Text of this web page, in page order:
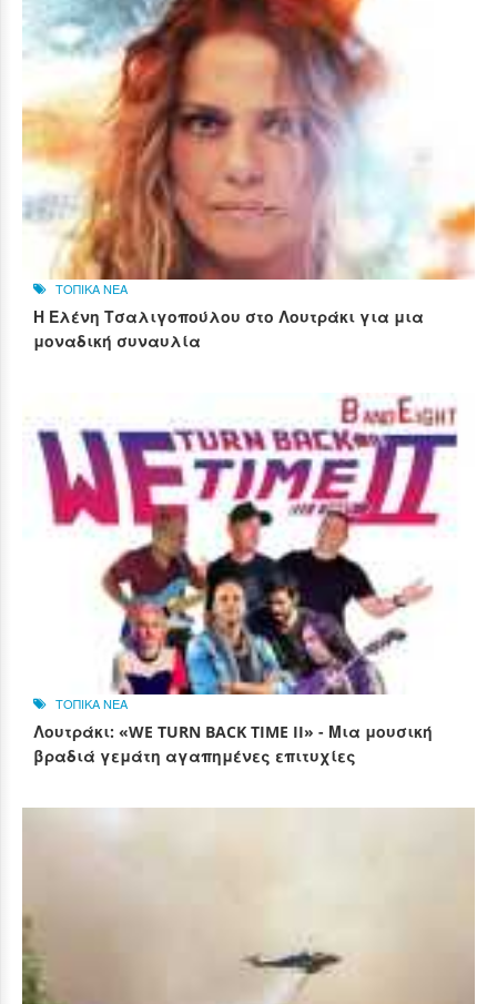
ΤΟΠΙΚΑ ΝΕΑ
Η Ελένη Τσαλιγοπούλου στο Λουτράκι για μια
μοναδική συναυλία
ΤΟΠΙΚΑ ΝΕΑ
Λουτράκι: «WE TURN BACK TIME II» - Μια μουσική
βραδιά γεμάτη αγαπημένες επιτυχίες